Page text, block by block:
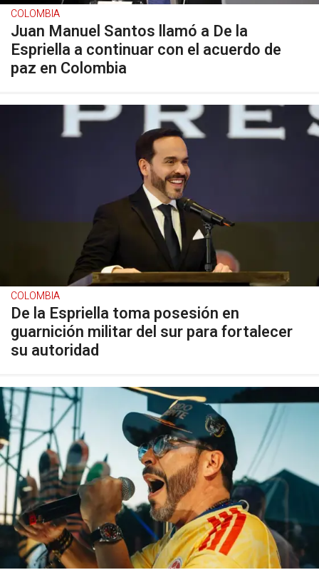
COLOMBIA
Juan Manuel Santos llamó a De la
Espriella a continuar con el acuerdo de
paz en Colombia
COLOMBIA
De la Espriella toma posesión en
guarnición militar del sur para fortalecer
su autoridad